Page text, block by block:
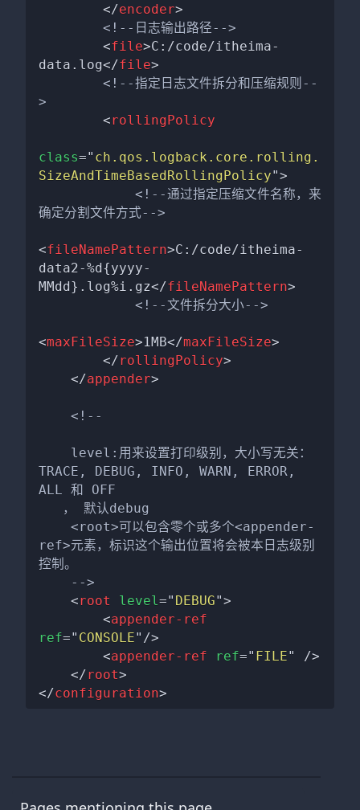
</encoder>
<!--日志输出路径-->
<file>C:/code/itheima-
data.log</file>
<!--指定日志文件拆分和压缩规则--
>
<rollingPolicy
class=" ch.qos.logback.core.rolling.
SizeAndTimeBasedRollingPolicy">
<!--通过指定压缩文件名称，来
确定分割文件方式-->
<fileNamePattern>C:/code/itheima-
data2-%d{yyyy-
MMdd}.log%i.gz</fileNamePattern>
<!--文件拆分大小-->
<maxFileSize>1MB</maxFileSize>
</rollingPolicy>
</appender>
<!--
TRACE, DEBUG, INFO, WARN, ERROR,
ALL 和 OFF
ref>元素，标识这个输出位置将会被本日志级别
控制。
    -->
<root level=" DEBUG">
<appender-ref
ref=" CONSOLE" />
<appender-ref ref=" FILE"
/>
</root>
</configuration>